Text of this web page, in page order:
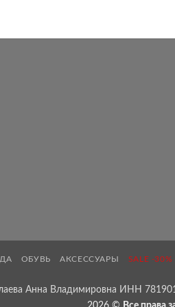
ОБУВЬ АКСЕССУАРЫ SALE -30%
Анна Владимировна ИНН